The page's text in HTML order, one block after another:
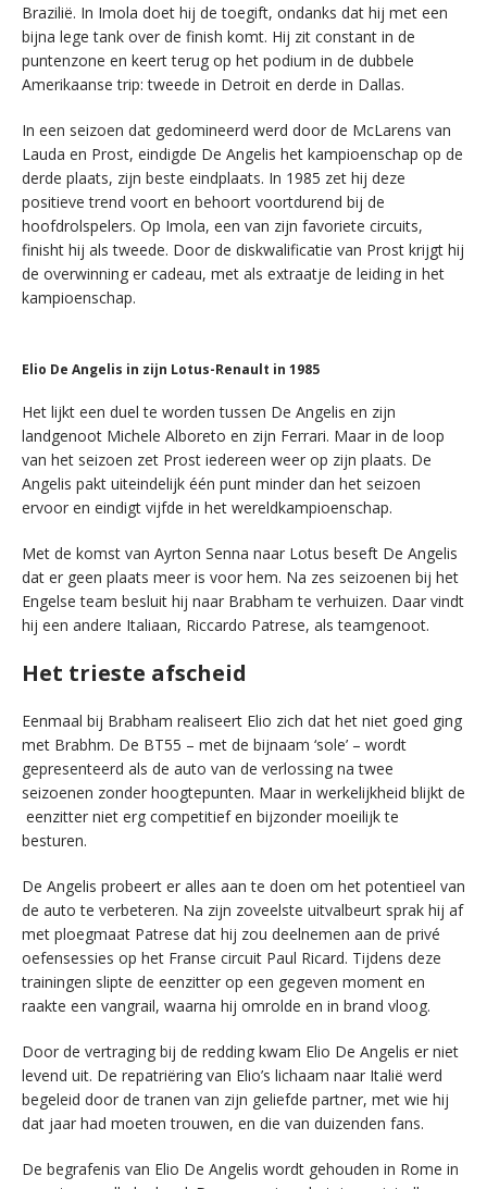
Brazilië. In Imola doet hij de toegift, ondanks dat hij met een
bijna lege tank over de finish komt. Hij zit constant in de
puntenzone en keert terug op het podium in de dubbele
Amerikaanse trip: tweede in Detroit en derde in Dallas.
In een seizoen dat gedomineerd werd door de McLarens van
Lauda en Prost, eindigde De Angelis het kampioenschap op de
derde plaats, zijn beste eindplaats. In 1985 zet hij deze
positieve trend voort en behoort voortdurend bij de
hoofdrolspelers. Op Imola, een van zijn favoriete circuits,
finisht hij als tweede. Door de diskwalificatie van Prost krijgt hij
de overwinning er cadeau, met als extraatje de leiding in het
kampioenschap.
Elio De Angelis in zijn Lotus-Renault in 1985
Het lijkt een duel te worden tussen De Angelis en zijn
landgenoot Michele Alboreto en zijn Ferrari. Maar in de loop
van het seizoen zet Prost iedereen weer op zijn plaats. De
Angelis pakt uiteindelijk één punt minder dan het seizoen
ervoor en eindigt vijfde in het wereldkampioenschap.
Met de komst van Ayrton Senna naar Lotus beseft De Angelis
dat er geen plaats meer is voor hem. Na zes seizoenen bij het
Engelse team besluit hij naar Brabham te verhuizen. Daar vindt
hij een andere Italiaan, Riccardo Patrese, als teamgenoot.
Het trieste afscheid
Eenmaal bij Brabham realiseert Elio zich dat het niet goed ging
met Brabhm. De BT55 – met de bijnaam ‘sole’ – wordt
gepresenteerd als de auto van de verlossing na twee
seizoenen zonder hoogtepunten. Maar in werkelijkheid blijkt de
eenzitter niet erg competitief en bijzonder moeilijk te
besturen.
De Angelis probeert er alles aan te doen om het potentieel van
de auto te verbeteren. Na zijn zoveelste uitvalbeurt sprak hij af
met ploegmaat Patrese dat hij zou deelnemen aan de privé
oefensessies op het Franse circuit Paul Ricard. Tijdens deze
trainingen slipte de eenzitter op een gegeven moment en
raakte een vangrail, waarna hij omrolde en in brand vloog.
Door de vertraging bij de redding kwam Elio De Angelis er niet
levend uit. De repatriëring van Elio’s lichaam naar Italië werd
begeleid door de tranen van zijn geliefde partner, met wie hij
dat jaar had moeten trouwen, en die van duizenden fans.
De begrafenis van Elio De Angelis wordt gehouden in Rome in